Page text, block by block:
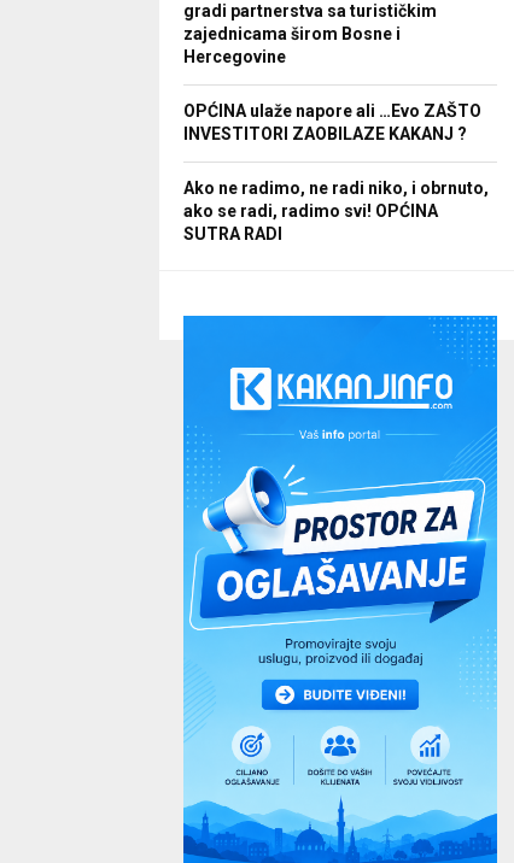
gradi partnerstva sa turističkim
zajednicama širom Bosne i
Hercegovine
OPĆINA ulaže napore ali …Evo ZAŠTO
INVESTITORI ZAOBILAZE KAKANJ ?
Ako ne radimo, ne radi niko, i obrnuto,
ako se radi, radimo svi! OPĆINA
SUTRA RADI